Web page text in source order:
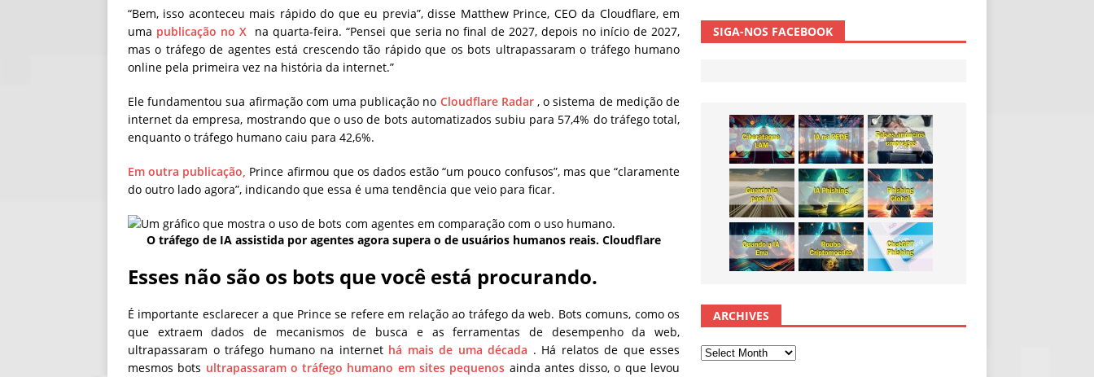
“Bem, isso aconteceu mais rápido do que eu previa”, disse Matthew Prince, CEO da Cloudflare, em
uma publicação no Xna quarta-feira. “Pensei que seria no final de 2027, depois no início de 2027,
mas o tráfego de agentes está crescendo tão rápido que os bots ultrapassaram o tráfego humano
online pela primeira vez na história da internet.”
Ele fundamentou sua afirmação com uma publicação no Cloudflare Radar, o sistema de medição de
internet da empresa, mostrando que o uso de bots automatizados subiu para 57,4% do tráfego total,
enquanto o tráfego humano caiu para 42,6%.
Em outra publicação, Prince afirmou que os dados estão “um pouco confusos”, mas que “claramente
do outro lado agora”, indicando que essa é uma tendência que veio para ficar.
O tráfego de IA assistida por agentes agora supera o de usuários humanos reais.Cloudflare
Esses não são os bots que você está procurando.
É importante esclarecer a que Prince se refere em relação ao tráfego da web. Bots comuns, como os
que extraem dados de mecanismos de busca e as ferramentas de desempenho da web,
ultrapassaram o tráfego humano na internet há mais de uma década . Há relatos de que esses
mesmos bots ultrapassaram o tráfego humano em sites pequenos ainda antes disso, o que levou
SIGA-NOS FACEBOOK
ARCHIVES